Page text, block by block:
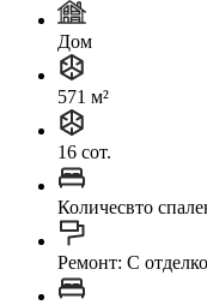
Дом
571 м²
16 сот.
Количесвто
Ремонт: C